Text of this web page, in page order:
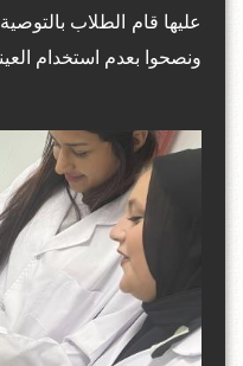
عليها قام الطلاب
ونصحوا بعدم استخدام